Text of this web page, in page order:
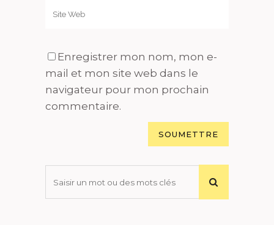
Enregistrer mon nom, mon e-
mail et mon site web dans le
navigateur pour mon prochain
commentaire.